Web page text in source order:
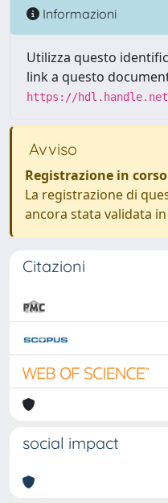
Informazioni
Utilizza questo
link a questo
https://hdl.handle.net/
Avviso
Registrazione in
La registrazione di
ancora stata validata in
Citazioni
social impact